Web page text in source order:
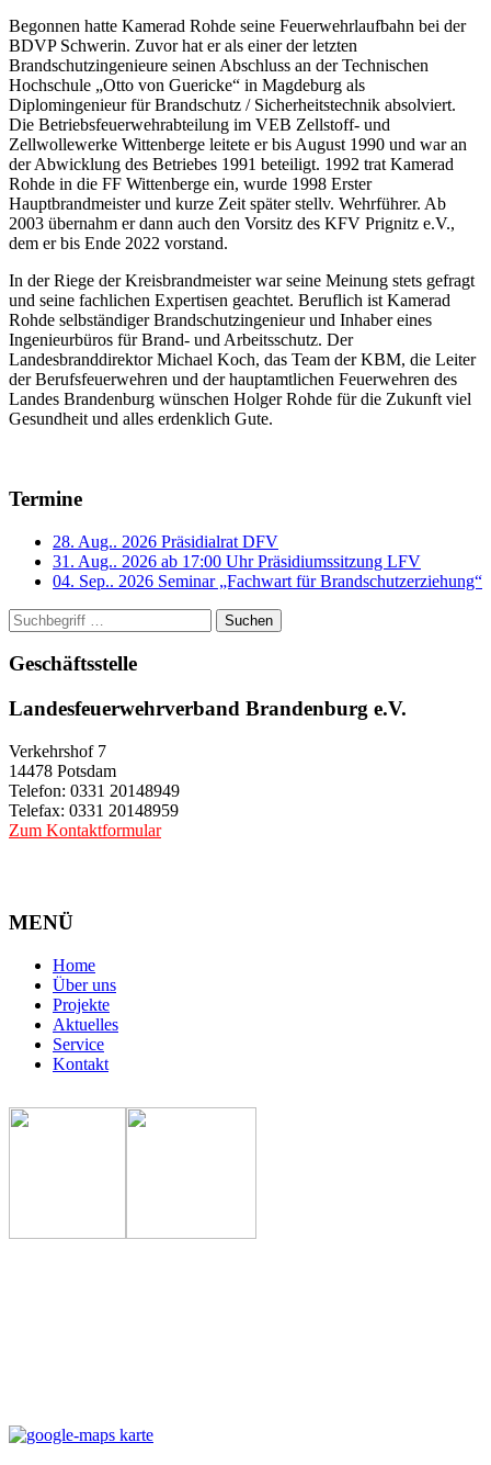
Begonnen hatte Kamerad Rohde seine Feuerwehrlaufbahn bei der
BDVP Schwerin. Zuvor hat er als einer der letzten
Brandschutzingenieure seinen Abschluss an der Technischen
Hochschule „Otto von Guericke“ in Magdeburg als
Diplomingenieur für Brandschutz / Sicherheitstechnik absolviert.
Die Betriebsfeuerwehrabteilung im VEB Zellstoff- und
Zellwollewerke Wittenberge leitete er bis August 1990 und war an
der Abwicklung des Betriebes 1991 beteiligt. 1992 trat Kamerad
Rohde in die FF Wittenberge ein, wurde 1998 Erster
Hauptbrandmeister und kurze Zeit später stellv. Wehrführer. Ab
2003 übernahm er dann auch den Vorsitz des KFV Prignitz e.V.,
dem er bis Ende 2022 vorstand.
In der Riege der Kreisbrandmeister war seine Meinung stets gefragt
und seine fachlichen Expertisen geachtet. Beruflich ist Kamerad
Rohde selbständiger Brandschutzingenieur und Inhaber eines
Ingenieurbüros für Brand- und Arbeitsschutz. Der
Landesbranddirektor Michael Koch, das Team der KBM, die Leiter
der Berufsfeuerwehren und der hauptamtlichen Feuerwehren des
Landes Brandenburg wünschen Holger Rohde für die Zukunft viel
Gesundheit und alles erdenklich Gute.
Termine
28. Aug.. 2026 Präsidialrat DFV
31. Aug.. 2026 ab 17:00 Uhr Präsidiumssitzung LFV
04. Sep.. 2026 Seminar „Fachwart für Brandschutzerziehung“
Suchen
Geschäftsstelle
Landesfeuerwehrverband Brandenburg e.V.
Verkehrshof 7
14478 Potsdam
Telefon: 0331 20148949
Telefax: 0331 20148959
Zum Kontaktformular
MENÜ
Home
Über uns
Projekte
Aktuelles
Service
Kontakt